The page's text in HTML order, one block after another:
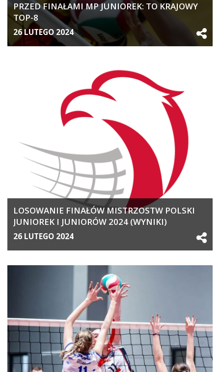
PRZED FINAŁAMI MP JUNIOREK: TO KRAJOWY
TOP-8
26 LUTEGO 2024
LOSOWANIE FINAŁÓW MISTRZOSTW POLSKI
JUNIOREK I JUNIORÓW 2024 (WYNIKI)
26 LUTEGO 2024